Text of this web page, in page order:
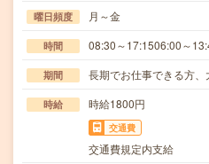
曜日頻度 月～金
時間 08:30～17:1506:00～
期間 長期でお仕事できる方、
時給 時給1800円
交通費
交通費規定内支給